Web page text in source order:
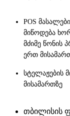
POS
მიწოდება
მძიმე წონის
ერთ
სტელაჟების
მისამართზე
თბილისის